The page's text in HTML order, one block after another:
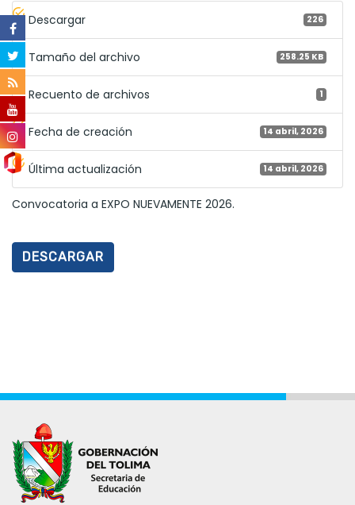
Descargar 226
Tamaño del archivo 258.25 KB
Recuento de archivos 1
Fecha de creación 14 abril, 2026
Última actualización 14 abril, 2026
Convocatoria a EXPO NUEVAMENTE 2026.
DESCARGAR